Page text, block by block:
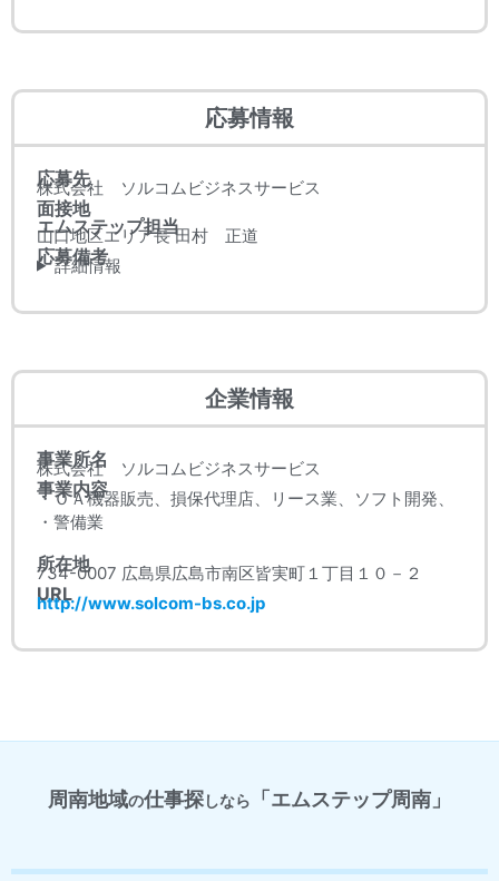
応募情報
応募先
株式会社 ソルコムビジネスサービス
面接地
エムステップ担当
山口地区エリア長 田村 正道
応募備考
詳細情報
企業情報
事業所名
株式会社 ソルコムビジネスサービス
事業内容
・ＯＡ機器販売、損保代理店、リース業、ソフト開発、
・警備業
所在地
734-0007 広島県広島市南区皆実町１丁目１０－２
URL
http://www.solcom-bs.co.jp
周南地域の仕事探しなら 「エムステップ周南」